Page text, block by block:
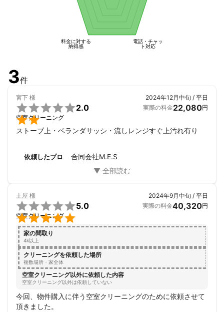
電話・チャッ
ト対応
料金に対する
納得感
3件
宮下 様


2.0
空室クリーニング
2024年12月中旬 / 平日
実際の料金22,080円
ストーブ上・ベランダサッシ・流しレンジすぐ上汚れ有り
依頼したプロ 合同会社M.E.S
土屋 様


5.0
空室クリーニング
2024年9月中旬 / 平日
実際の料金40,320円
家の間取り
4k以上
クリーニングを依頼した場所
複数場所・家全体
空室クリーニング以外に依頼した内容
空室クリーニング以外は依頼していない
今回、物件購入に伴う空室クリーニングのために依頼させて
頂きました。